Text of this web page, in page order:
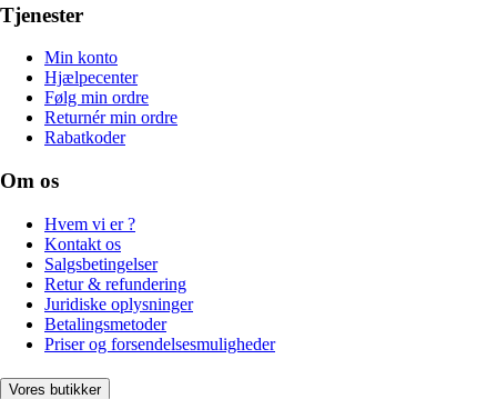
Tjenester
Min konto
Hjælpecenter
Følg min ordre
Returnér min ordre
Rabatkoder
Om os
Hvem vi er ?
Kontakt os
Salgsbetingelser
Retur & refundering
Juridiske oplysninger
Betalingsmetoder
Priser og forsendelsesmuligheder
Vores butikker